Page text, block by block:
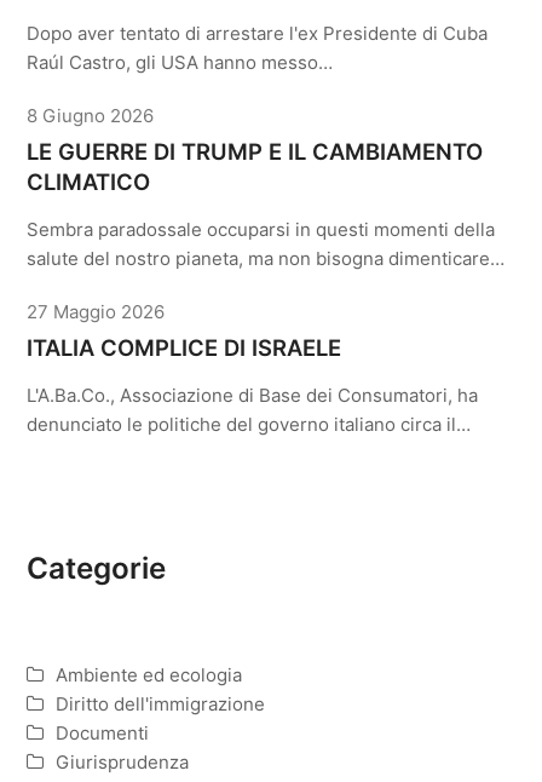
Dopo aver tentato di arrestare l'ex Presidente di Cuba
Raúl Castro, gli USA hanno messo…
8 Giugno 2026
LE GUERRE DI TRUMP E IL CAMBIAMENTO
CLIMATICO
Sembra paradossale occuparsi in questi momenti della
salute del nostro pianeta, ma non bisogna dimenticare…
27 Maggio 2026
ITALIA COMPLICE DI ISRAELE
L'A.Ba.Co., Associazione di Base dei Consumatori, ha
denunciato le politiche del governo italiano circa il…
Categorie
Ambiente ed ecologia
Diritto dell'immigrazione
Documenti
Giurisprudenza